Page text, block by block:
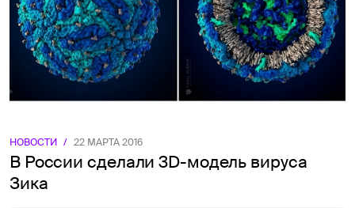
НОВОСТИ / 22 МАРТА 2016
В России сделали 3D-модель вируса
Зика